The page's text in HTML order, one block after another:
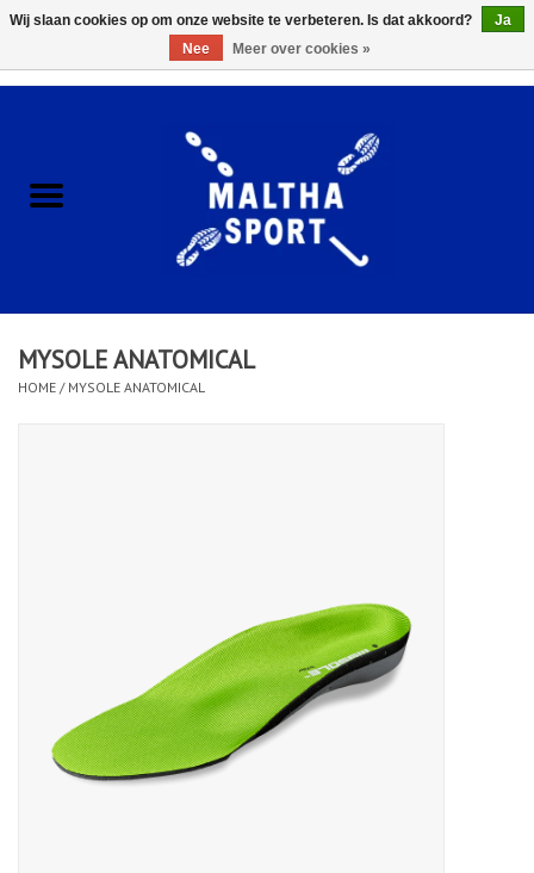
ACCESSOIRES/HARDWARE
KLEDING
CLUBSHOPS
MYSOLE ANATOMICAL
HOME / MYSOLE ANATOMICAL
Wij slaan cookies op om onze website te verbeteren. Is dat akkoord?
Ja
Nee
Meer over cookies »